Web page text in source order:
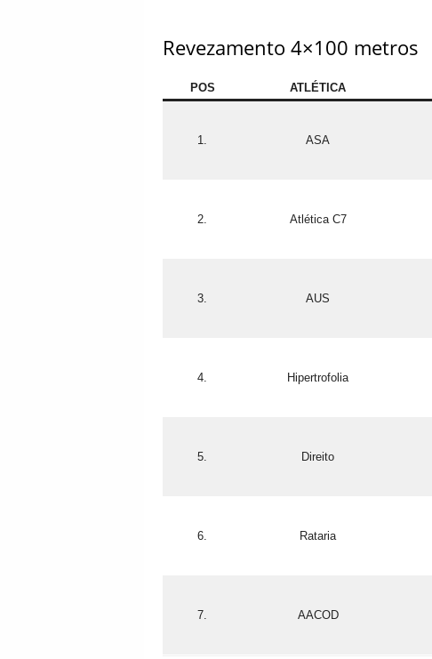
Revezamento 4×100 metros
POS ATLÉTICA
1. ASA
2. Atlética C7
3. AUS
4. Hipertrofolia
5. Direito
6. Rataria
7. AACOD